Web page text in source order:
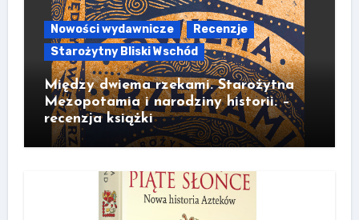
Nowości wydawnicze
Recenzje
Starożytny Bliski Wschód
Między dwiema rzekami. Starożytna
Mezopotamia i narodziny historii. –
recenzja książki